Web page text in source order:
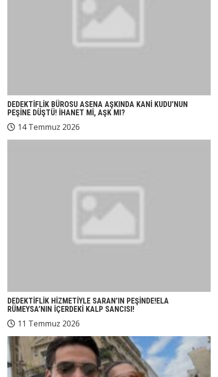
DEDEKTİFLİK BÜROSU ASENA AŞKINDA KANİ KUDU’NUN
PEŞİNE DÜŞTÜ! İHANET Mİ, AŞK MI?
14 Temmuz 2026
DEDEKTİFLİK HİZMETİYLE SARAN’IN PEŞİNDE!ELA
RÜMEYSA’NIN İÇERDEKİ KALP SANCISI!
11 Temmuz 2026